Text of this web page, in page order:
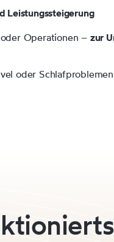
Leistungssteigerung
Operationen – zur
oder Schlafproblemen